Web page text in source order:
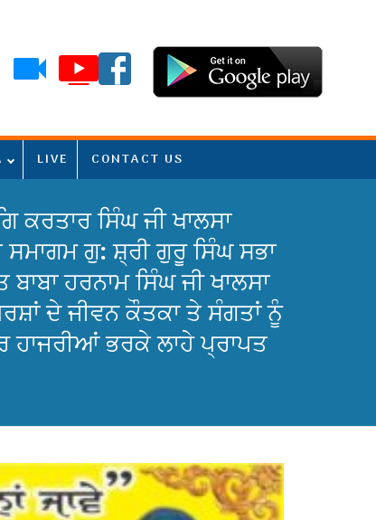
LIVE CONTACT US
ਕਰਤਾਰ ਸਿੰਘ ਜੀ ਖਾਲਸਾ
ਗੁ: ਸ਼੍ਰੀ ਗੁਰੂ ਸਿੰਘ ਸਭਾ
ਹਰਨਾਮ ਸਿੰਘ ਜੀ ਖਾਲਸਾ
ਦੇ ਜੀਵਨ ਕੌਤਕਾ ਤੇ ਸੰਗਤਾਂ ਨੂੰ
ਹਾਜਰੀਆਂ ਭਰਕੇ ਲਾਹੇ ਪ੍ਰਾਪਤ